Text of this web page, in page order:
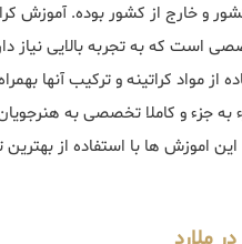
خارج از کشور بوده. آموزش
است که به تجربه بالایی نیاز
مواد کراتینه و ترکیب آنها
جزء و کاملا تخصصی به
اموزش ها با استفاده از